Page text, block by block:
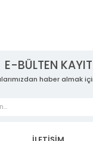
E-BÜLTEN KAYIT
haber almak